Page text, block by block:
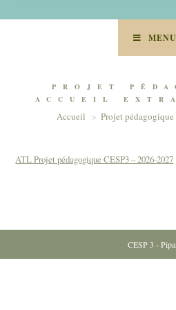
MENU
PROJET
ACCUEIL
Accueil > Projet
ATL Projet pédagogique CESP3 – 2026-2027
CESP 3 -